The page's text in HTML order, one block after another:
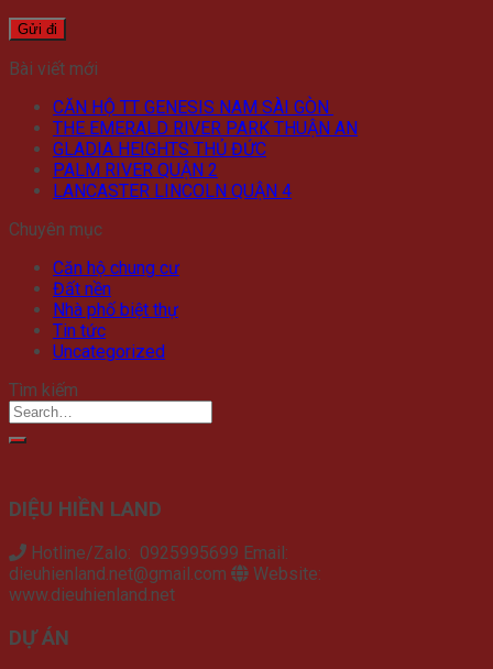
Bài viết mới
CĂN HỘ TT GENESIS NAM SÀI GÒN
THE EMERALD RIVER PARK THUẬN AN
GLADIA HEIGHTS THỦ ĐỨC
PALM RIVER QUẬN 2
LANCASTER LINCOLN QUẬN 4
Chuyên mục
Căn hộ chung cư
Đất nền
Nhà phố biệt thự
Tin tức
Uncategorized
Tìm kiếm
DIỆU HIỀN LAND
Hotline/Zalo: 0925995699 Email:
dieuhienland.net@gmail.com
Website:
www.dieuhienland.net
DỰ ÁN